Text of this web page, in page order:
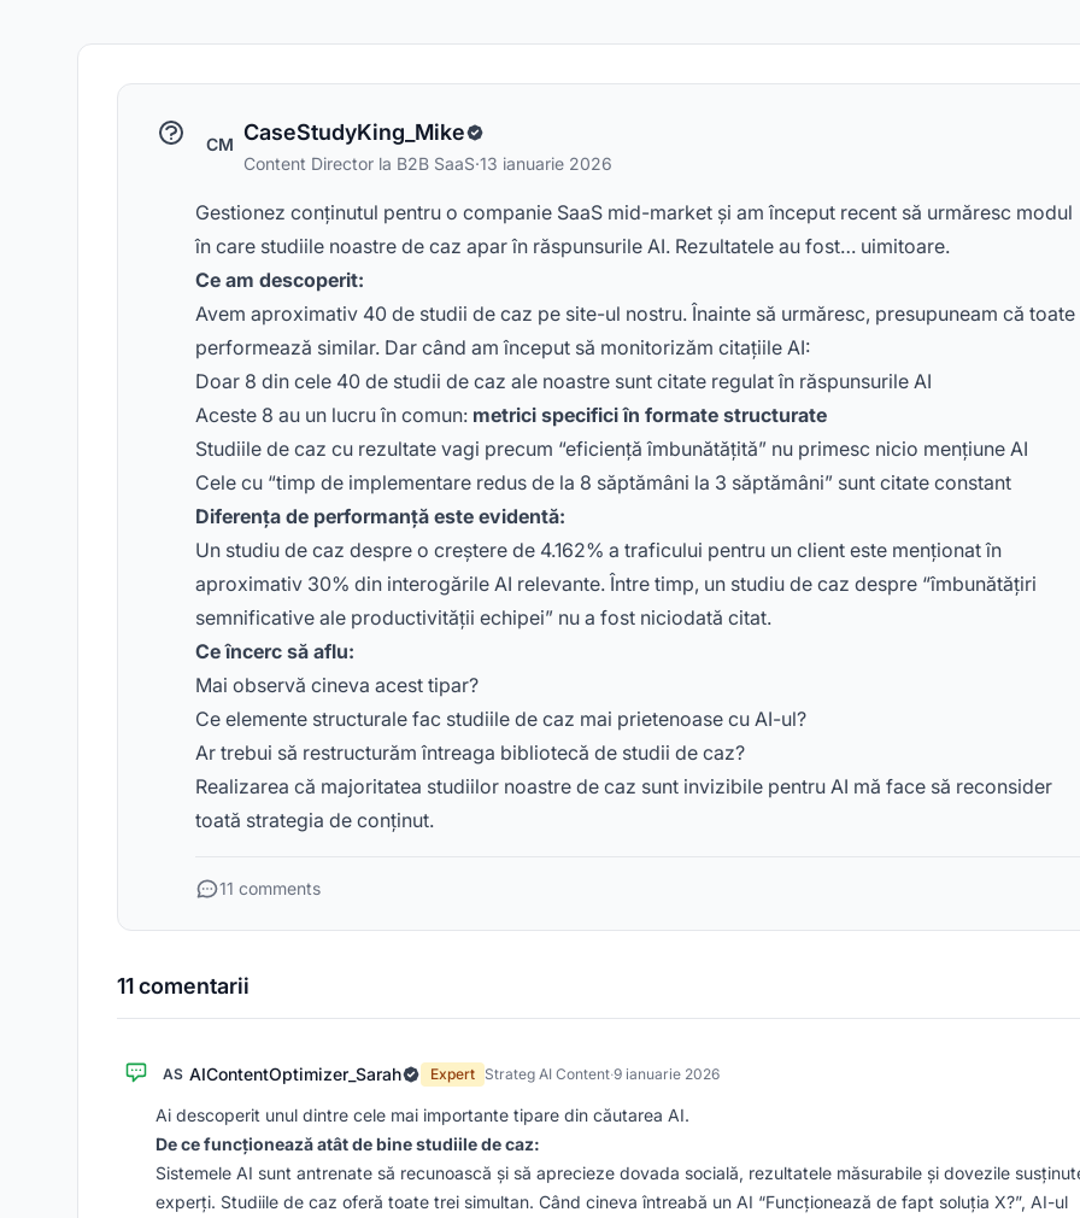
CM CaseStudyKing_Mike
Content Director la B2B SaaS·13 ianuarie 2026
Gestionez conținutul pentru o companie SaaS mid-market și am început recent să urmăresc modul
în care studiile noastre de caz apar în răspunsurile AI. Rezultatele au fost… uimitoare.
Ce am descoperit:
Avem aproximativ 40 de studii de caz pe site-ul nostru. Înainte să urmăresc, presupuneam că toate
performează similar. Dar când am început să monitorizăm citațiile AI:
Doar 8 din cele 40 de studii de caz ale noastre sunt citate regulat în răspunsurile AI
Aceste 8 au un lucru în comun: metrici specifici în formate structurate
Studiile de caz cu rezultate vagi precum “eficiență îmbunătățită” nu primesc nicio mențiune AI
Cele cu “timp de implementare redus de la 8 săptămâni la 3 săptămâni” sunt citate constant
Diferența de performanță este evidentă:
Un studiu de caz despre o creștere de 4.162% a traficului pentru un client este menționat în
aproximativ 30% din interogările AI relevante. Între timp, un studiu de caz despre “îmbunătățiri
semnificative ale productivității echipei” nu a fost niciodată citat.
Ce încerc să aflu:
Mai observă cineva acest tipar?
Ce elemente structurale fac studiile de caz mai prietenoase cu AI-ul?
Ar trebui să restructurăm întreaga bibliotecă de studii de caz?
Realizarea că majoritatea studiilor noastre de caz sunt invizibile pentru AI mă face să reconsider
toată strategia de conținut.
11 comments
11 comentarii
AS AIContentOptimizer_Sarah Expert Strateg AI Content·9 ianuarie 2026
Ai descoperit unul dintre cele mai importante tipare din căutarea AI.
De ce funcționează atât de bine studiile de caz:
Sistemele AI sunt antrenate să recunoască și să aprecieze dovada socială, rezultatele măsurabile și dovezile
experți. Studiile de caz oferă toate trei simultan. Când cineva întreabă un AI “Funcționează de fapt soluția X?”, AI-ul